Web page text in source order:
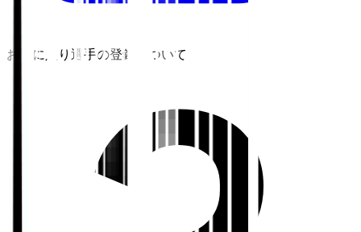
お気に入り選手の登録について